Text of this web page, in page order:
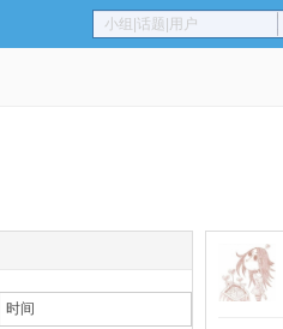
小组|话题|用户
时间